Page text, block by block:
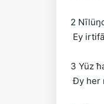
2
Ey
3 Yüz
Đy her